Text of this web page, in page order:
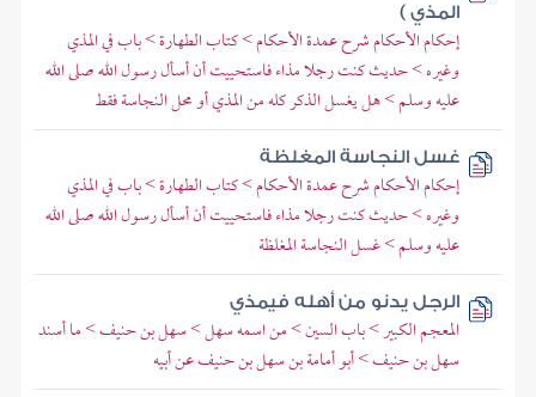
المذي )
إحكام الأحكام شرح عمدة الأحكام > كتاب الطهارة > باب في المذي
وغيره > حديث كنت رجلا مذاء فاستحييت أن أسأل رسول الله صلى الله
عليه وسلم > هل يغسل الذكر كله من المذي أو محل النجاسة فقط
غسل النجاسة المغلظة
إحكام الأحكام شرح عمدة الأحكام > كتاب الطهارة > باب في المذي
وغيره > حديث كنت رجلا مذاء فاستحييت أن أسأل رسول الله صلى الله
عليه وسلم > غسل النجاسة المغلظة
الرجل يدنو من أهله فيمذي
المعجم الكبير > باب السين > من اسمه سهل > سهل بن حنيف > ما أسند
سهل بن حنيف > أبو أمامة بن سهل بن حنيف عن أبيه